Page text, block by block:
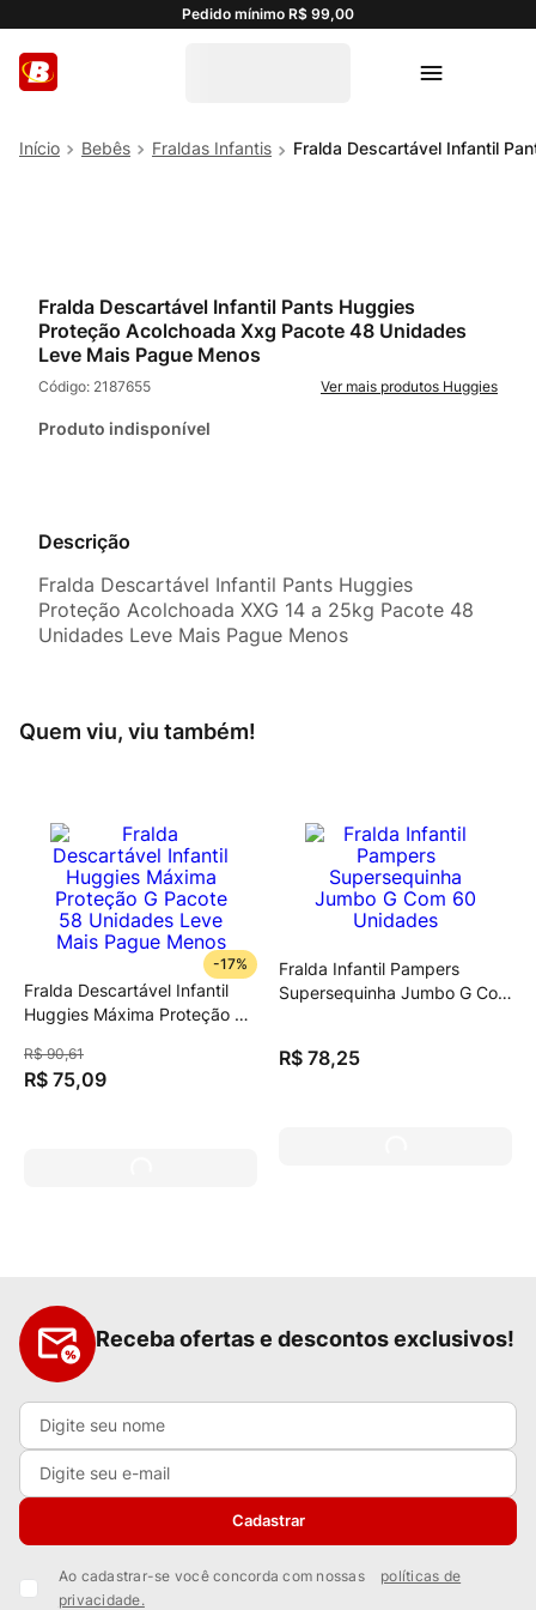
Pedido mínimo R$ 99,00
Bebês Fraldas Infantis Fralda Descartável Infantil
Fralda Descartável Infantil Pants Huggies
Proteção Acolchoada Xxg Pacote 48 Unidades
Leve Mais Pague Menos
Código: 2187655 Huggies
Produto indisponível
Descrição
Fralda Descartável Infantil Pants Huggies
Proteção Acolchoada XXG 14 a 25kg Pacote 48
Unidades Leve Mais Pague Menos
Quem viu, viu também!
-17%
Fralda Descartável Infantil
Huggies Máxima Proteção G
Mais Pague Menos
R$ 90,61
R$ 75,09
Fralda Infantil Pampers
Supersequinha Jumbo G Com
R$ 78,25
Receba ofertas e descontos exclusivos!
Cadastrar
Ao cadastrar-se você concorda com nossas
políticas de
privacidade.